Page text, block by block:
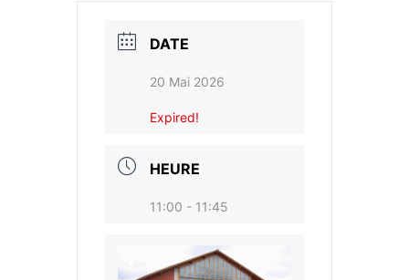
DATE
20 Mai 2026
Expired!
HEURE
11:00 - 11:45